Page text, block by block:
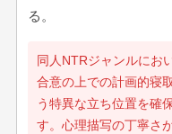
る。
同人NTRジャンルにお
合意の上での計画的寝
う特異な立ち位置を確
す。心理描写の丁寧さ